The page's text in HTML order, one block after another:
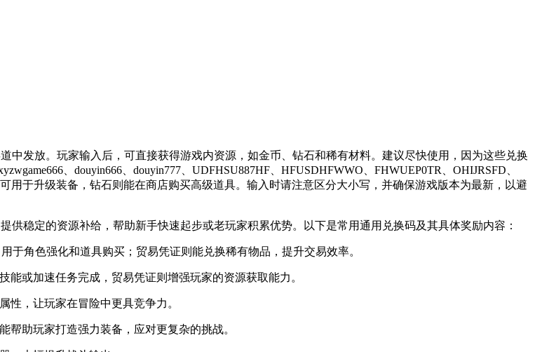
中发放。玩家输入后，可直接获得游戏内资源，如金币、钻石和稀有材料。建议尽快使用，因为这些兑换
、douyin666、douyin777、UDFHSU887HF、HFUSDHFWWO、FHWUEP0TR、OHIJRSFD、
用于升级装备，钻石则能在商店购买高级道具。输入时请注意区分大小写，并确保游戏版本为最新，以避
稳定的资源补给，帮助新手快速起步或老玩家积累优势。以下是常用通用兑换码及其具体奖励内容：
角色强化和道具购买；贸易凭证则能兑换稀有物品，提升交易效率。
或加速任务完成，贸易凭证则增强玩家的资源获取能力。
性，让玩家在冒险中更具竞争力。
帮助玩家打造强力装备，应对更复杂的挑战。